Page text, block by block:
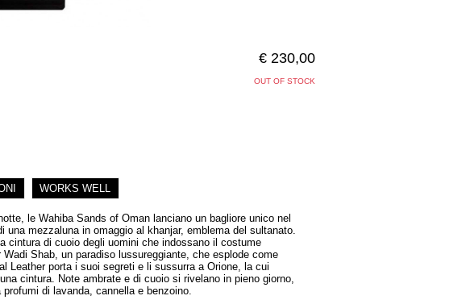
€ 230,00
OUT OF STOCK
WORKS WELL
le Wahiba Sands of Oman lanciano un bagliore unico nel
mezzaluna in omaggio al khanjar, emblema del sultanato.
cintura di cuoio degli uomini che indossano il costume
Shab, un paradiso lussureggiante, che esplode come
Leather porta i suoi segreti e li sussurra a Orione, la cui
cintura. Note ambrate e di cuoio si rivelano in pieno giorno,
di lavanda, cannella e benzoino.